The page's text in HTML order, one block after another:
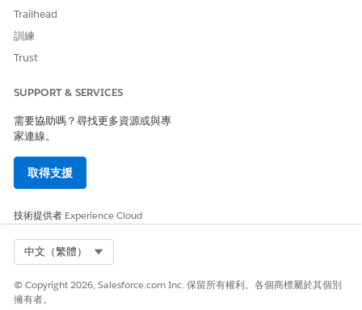
Trailhead
訓練
Trust
SUPPORT & SERVICES
需要協助嗎？尋找更多資源或與專
家連線。
取得支援
技術提供者 Experience Cloud
中文（繁體）
© Copyright 2026, Salesforce.com Inc. 保留所有權利。各個商標屬於其個別
擁有者。